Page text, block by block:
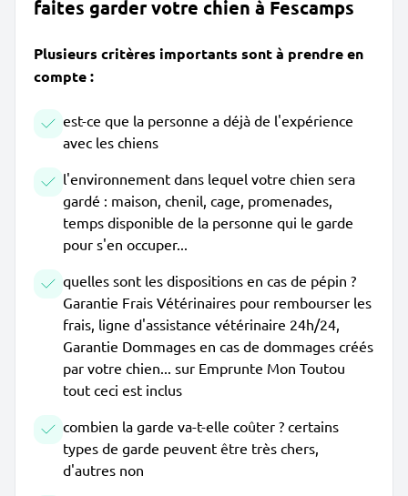
faites garder votre chien à Fescamps
Plusieurs critères importants sont à prendre en
compte :
est-ce que la personne a déjà de l'expérience
avec les chiens
l'environnement dans lequel votre chien sera
gardé : maison, chenil, cage, promenades,
temps disponible de la personne qui le garde
pour s'en occuper...
quelles sont les dispositions en cas de pépin ?
Garantie Frais Vétérinaires pour rembourser les
frais, ligne d'assistance vétérinaire 24h/24,
Garantie Dommages en cas de dommages créés
par votre chien... sur Emprunte Mon Toutou
tout ceci est inclus
combien la garde va-t-elle coûter ? certains
types de garde peuvent être très chers,
d'autres non